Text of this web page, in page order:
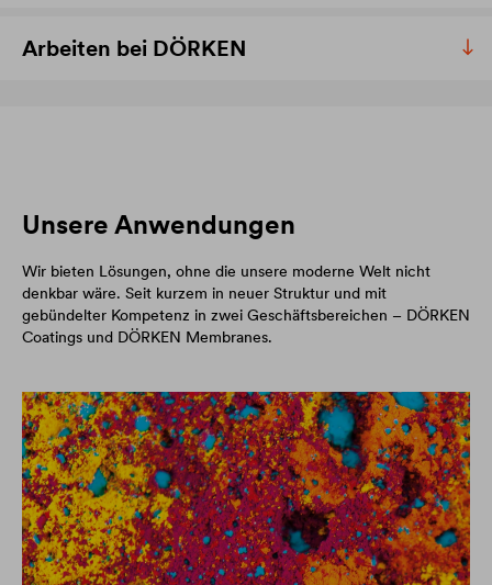
Arbeiten bei DÖRKEN
Unsere Anwendungen
Wir bieten Lösungen, ohne die unsere moderne Welt nicht
denkbar wäre. Seit kurzem in neuer Struktur und mit
gebündelter Kompetenz in zwei Geschäftsbereichen – DÖRKEN
Coatings und DÖRKEN Membranes.